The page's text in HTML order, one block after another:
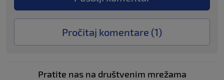
Pročitaj komentare (1)
Pratite nas na društvenim mrežama